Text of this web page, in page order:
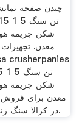
چیدن صفحه
شکن جریمه
معدن.
شکن جریمه
در کرالا سنگ زنی چین آسیاب.